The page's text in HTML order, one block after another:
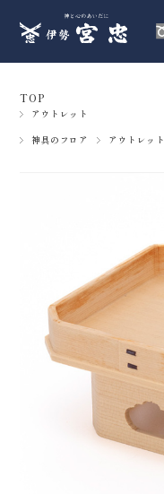
TOP
アウトレット
神具のフロア アウトレット